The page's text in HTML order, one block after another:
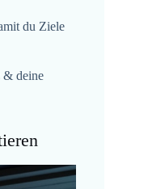
du Ziele
& deine